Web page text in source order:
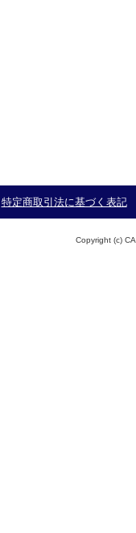
特定商取引法に基づく表記
Copyright (c)